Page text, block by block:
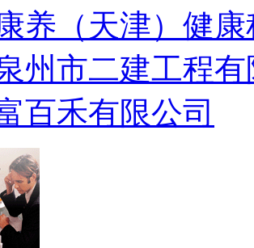
养（天津）健
州市二建工程
百禾有限公司